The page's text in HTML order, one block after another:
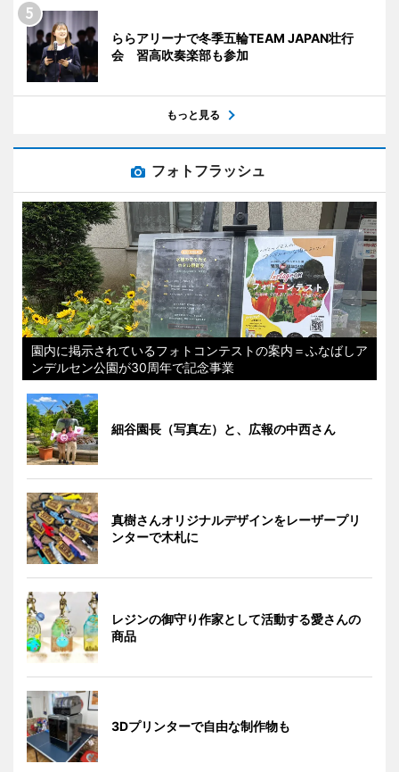
ららアリーナで冬季五輪TEAM JAPAN壮行
会 習高吹奏楽部も参加
もっと見る
フォトフラッシュ
園内に掲示されているフォトコンテストの案内＝ふなばしア
ンデルセン公園が30周年で記念事業
細谷園長（写真左）と、広報の中西さん
真樹さんオリジナルデザインをレーザープリ
ンターで木札に
レジンの御守り作家として活動する愛さんの
商品
3Dプリンターで自由な制作物も